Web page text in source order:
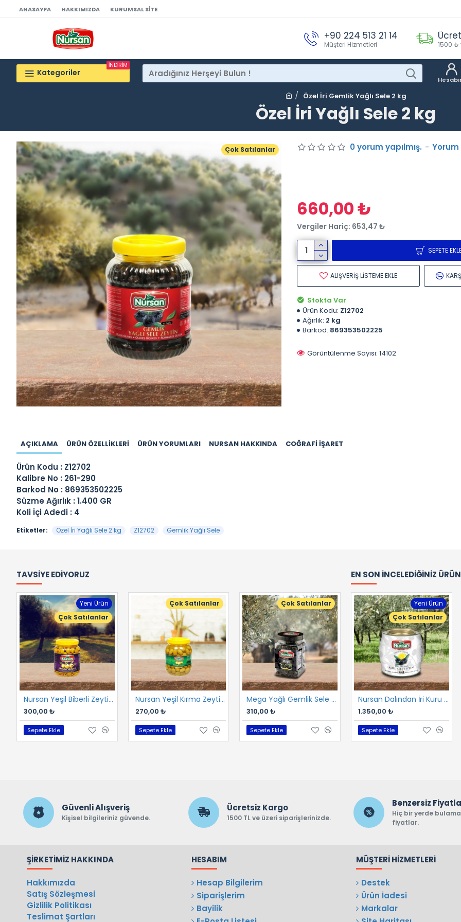
ANASAYFA HAKKIMIZDA KURUMSAL SITE
+90 224 513 21 14
Müşteri Hizmetleri 1500 ₺
Kategoriler
İNDİRİM
Özel İri Gemlik Yağlı Sele 2 kg
Özel İri Yağlı Sele 2 kg
Çok Satılanlar
Stokta Var
Ürün Kodu: Z12702
Ağırlık: 2 kg
Barkod: 869353502225
Görüntülenme Sayısı: 14102
0 yorum yapılmış. - Yorum
660,00 ₺
Vergiler Hariç: 653,47 ₺
SEPETE
ALIŞVERIŞ LISTEME EKLE
AÇIKLAMA ÜRÜN ÖZELLIKLERI ÜRÜN YORUMLARI NURSAN HAKKINDA COĞRAFI İŞARET
Ürün Kodu : Z12702
Kalibre No : 261-290
Barkod No : 869353502225
Süzme Ağırlık : 1.400 GR
Koli İçi Adedi : 4
Etiketler: Özel İri Yağlı Sele 2 kg Z12702 Gemlik Yağlı Sele
TAVSIYE EDIYORUZ
Yeni Ürün
Çok Satılanlar
Nursan Yeşil Biberli Zeytin 1 kg
300,00 ₺
Sepete Ekle
Çok Satılanlar
Nursan Yeşil Kırma Zeytin 1 kg
270,00 ₺
Sepete Ekle
Çok Satılanlar
Mega Yağlı Gemlik Sele 400 gr
310,00 ₺
Sepete Ekle
EN SON İNCELEDIĞINIZ
Yeni Ürün
Çok Satılanlar
Nursan Dalından İri Kuru Gemlik Sele 2 kg
1.350,00 ₺
Sepete Ekle
Güvenli Alışveriş
Kişisel bilgileriniz güvende.
Ücretsiz Kargo
1500 TL ve üzeri siparişlerinizde.
Benzersiz
Hiç bir yerde
fiyatlar.
ŞIRKETIMIZ HAKKINDA
Hakkımızda
Satış Sözleşmesi
Gizlilik Politikası
Teslimat Şartları
HESABIM
Hesap Bilgilerim
Siparişlerim
Bayilik
MÜŞTERI HIZMETLERI
Destek
Ürün İadesi
Markalar